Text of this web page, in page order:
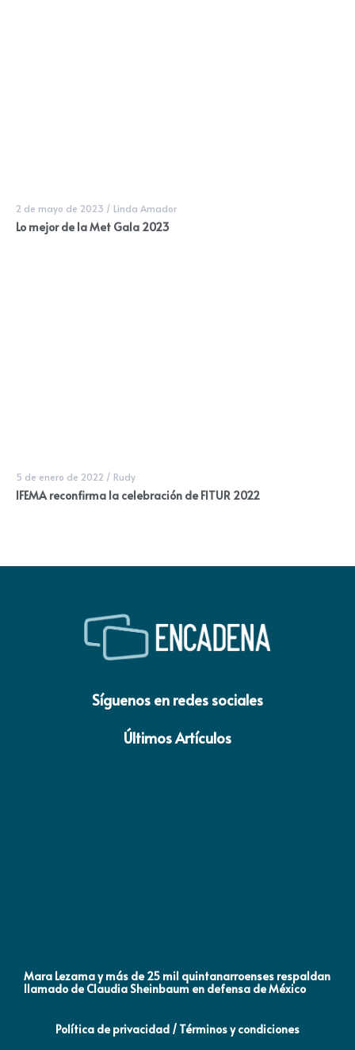
2 de mayo de 2023 / Linda Amador
Lo mejor de la Met Gala 2023
5 de enero de 2022 / Rudy
IFEMA reconfirma la celebración de FITUR 2022
Síguenos en redes sociales
Últimos Artículos
Mara Lezama y más de 25 mil quintanarroenses respaldan
llamado de Claudia Sheinbaum en defensa de México
Política de privacidad / Términos y condiciones